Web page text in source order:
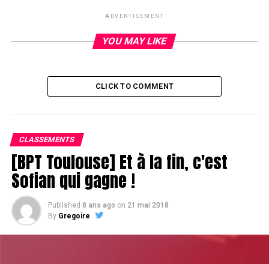
Di Pace et Kalfon out
ADVERTISEMENT
YOU MAY LIKE
CLICK TO COMMENT
CLASSEMENTS
[BPT Toulouse] Et à la fin, c'est
Sofian qui gagne !
Published 8 ans ago on 21 mai 2018
By Gregoire